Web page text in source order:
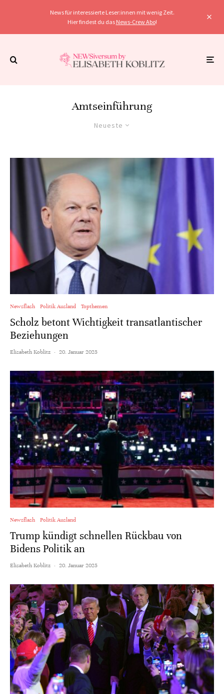
News für interessierte Leser:innen mit wenig Zeit.
Hier findest du das News-Crew Abo!
Amtseinführung
Neueste
Newsflash Politik Ausland Topthemen
Scholz betont Wichtigkeit transatlantischer
Beziehungen
Elisabeth Koblitz · 20. Januar 2025
Newsflash Politik Ausland
Trump kündigt schnellen Rückbau von
Bidens Politik an
Elisabeth Koblitz · 20. Januar 2025